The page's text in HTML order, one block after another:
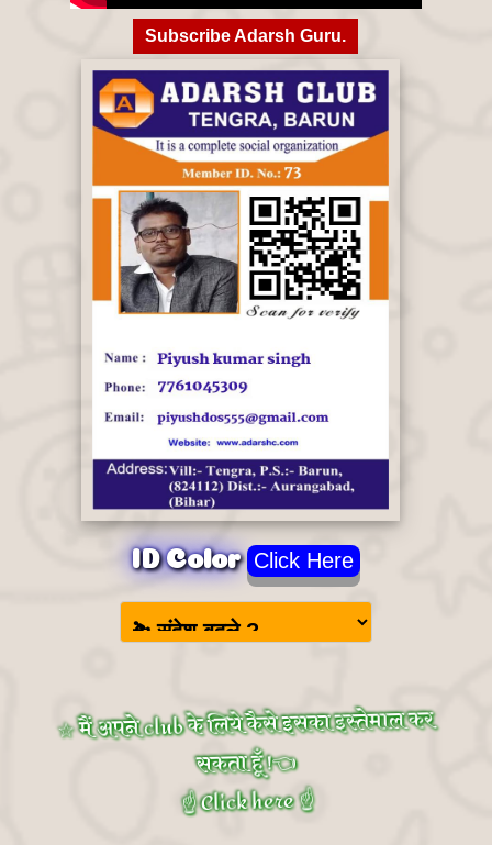
Subscribe Adarsh Guru.
ID Color Click Here
☆ मैं अपने club के लिये कैसे इसका इस्तेमाल कर
सकता हूँ !👈
☝️ Click here ☝️